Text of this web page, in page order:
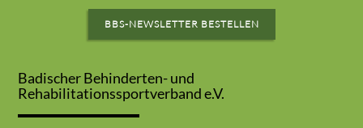
BBS-NEWSLETTER BESTELLEN
Badischer Behinderten- und
Rehabilitationssportverband e.V.